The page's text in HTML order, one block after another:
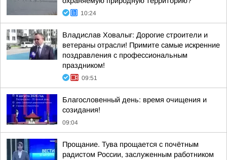
10:24
Владислав Ховалыг: Дорогие строители и
ветераны отрасли! Примите самые искренние
поздравления с профессиональным
праздником!
09:51
Благословенный день: время очищения и
созидания!
09:04
Прощание. Тува прощается с почётным
радистом России, заслуженным работником